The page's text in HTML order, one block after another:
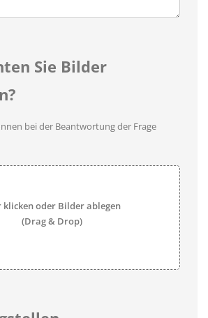
Sie Bilder
bei der Beantwortung der Frage
klicken oder Bilder ablegen
(Drag & Drop)